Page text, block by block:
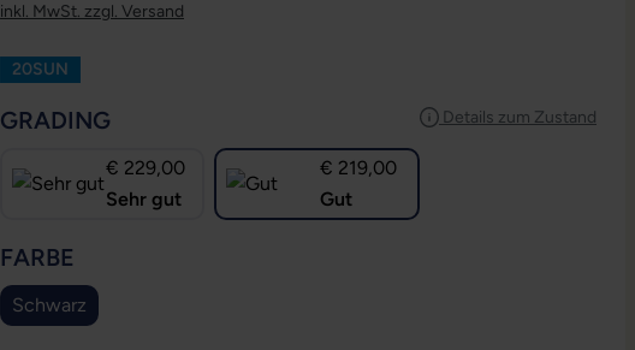
inkl. MwSt. zzgl. Versand
20SUN
Details zum Zustand
GRADING
€ 229,00
Sehr gut
€ 219,00
Gut
FARBE
Schwarz